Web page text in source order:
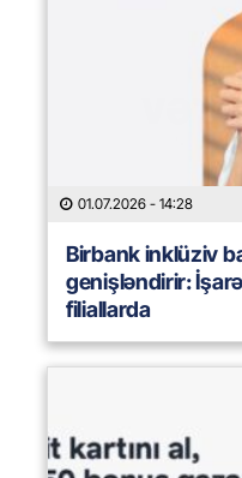
01.07.2026 - 14:28
Birbank inklüziv
genişləndirir:
filiallarda